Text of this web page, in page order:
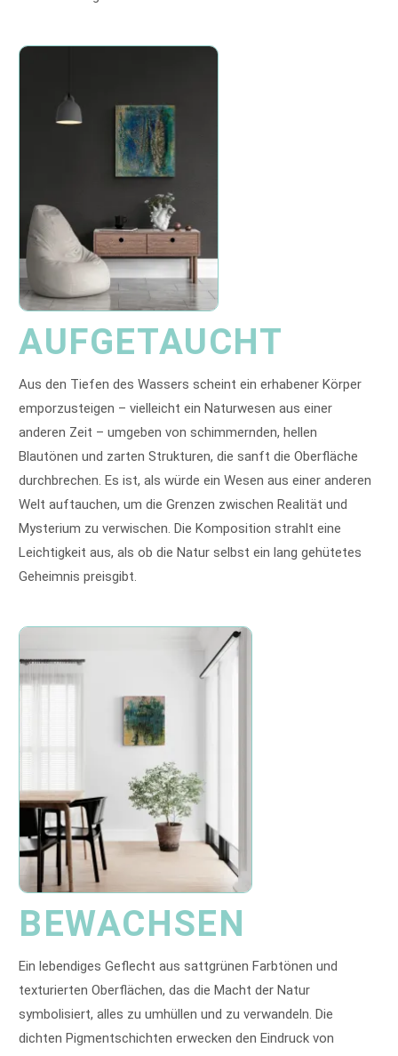
AUFGETAUCHT
Aus den Tiefen des Wassers scheint ein erhabener Körper
emporzusteigen – vielleicht ein Naturwesen aus einer
anderen Zeit – umgeben von schimmernden, hellen
Blautönen und zarten Strukturen, die sanft die Oberfläche
durchbrechen. Es ist, als würde ein Wesen aus einer anderen
Welt auftauchen, um die Grenzen zwischen Realität und
Mysterium zu verwischen. Die Komposition strahlt eine
Leichtigkeit aus, als ob die Natur selbst ein lang gehütetes
Geheimnis preisgibt.
BEWACHSEN
Ein lebendiges Geflecht aus sattgrünen Farbtönen und
texturierten Oberflächen, das die Macht der Natur
symbolisiert, alles zu umhüllen und zu verwandeln. Die
dichten Pigmentschichten erwecken den Eindruck von